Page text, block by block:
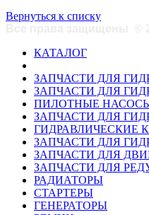
Вернуться к списку
КАТАЛОГ
ЗАПЧАСТИ ДЛЯ
ЗАПЧАСТИ ДЛЯ
ПИЛОТНЫЕ
ЗАПЧАСТИ ДЛЯ
ГИДРАВЛИЧЕСКИЕ
ЗАПЧАСТИ ДЛЯ
ЗАПЧАСТИ ДЛЯ
ЗАПЧАСТИ ДЛЯ
РАДИАТОРЫ
СТАРТЕРЫ
ГЕНЕРАТОРЫ